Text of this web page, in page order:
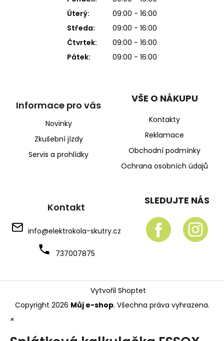
Úterý:
09:00 - 16:00
Středa:
09:00 - 16:00
Čtvrtek:
09:00 - 16:00
Pátek:
09:00 - 16:00
Informace pro vás
Novinky
Zkušební jízdy
Servis a prohlídky
VŠE O NÁKUPU
Kontakty
Reklamace
Obchodní podmínky
Ochrana osobních údajů
Kontakt
info@elektrokola-skutry.cz
737007875
SLEDUJTE NÁS
Vytvořil Shoptet
Copyright 2026 Můj e-shop. Všechna práva vyhrazena.
×